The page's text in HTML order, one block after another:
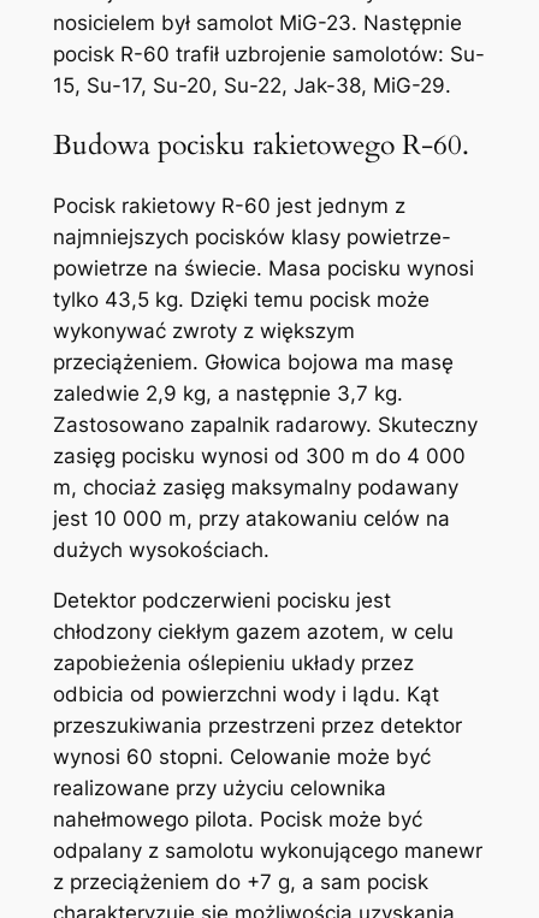
nosicielem był samolot MiG-23. Następnie
pocisk R-60 trafił uzbrojenie samolotów: Su-
15, Su-17, Su-20, Su-22, Jak-38, MiG-29.
Budowa pocisku rakietowego R-60.
Pocisk rakietowy R-60 jest jednym z
najmniejszych pocisków klasy powietrze-
powietrze na świecie. Masa pocisku wynosi
tylko 43,5 kg. Dzięki temu pocisk może
wykonywać zwroty z większym
przeciążeniem. Głowica bojowa ma masę
zaledwie 2,9 kg, a następnie 3,7 kg.
Zastosowano zapalnik radarowy. Skuteczny
zasięg pocisku wynosi od 300 m do 4 000
m, chociaż zasięg maksymalny podawany
jest 10 000 m, przy atakowaniu celów na
dużych wysokościach.
Detektor podczerwieni pocisku jest
chłodzony ciekłym gazem azotem, w celu
zapobieżenia oślepieniu układy przez
odbicia od powierzchni wody i lądu. Kąt
przeszukiwania przestrzeni przez detektor
wynosi 60 stopni. Celowanie może być
realizowane przy użyciu celownika
nahełmowego pilota. Pocisk może być
odpalany z samolotu wykonującego manewr
z przeciążeniem do +7 g, a sam pocisk